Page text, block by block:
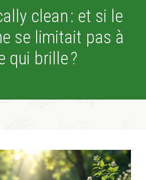
clean : et si le
se limitait pas à
qui brille ?